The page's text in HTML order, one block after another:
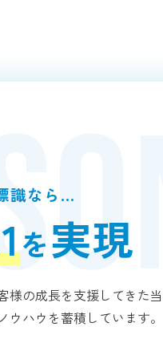
識なら…
を実現
様の成長を支援してきた
ハウを蓄積しています。